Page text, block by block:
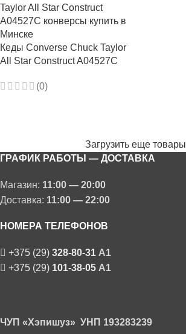
Кеды Converse Chuck Taylor
All Star Construct A04527C
(0)
Загрузить еще товары
ГРАФИК РАБОТЫ — ДОСТАВКА
Магазин: 11:00 — 20:00
Доставка: 11:00 — 22:00
НОМЕРА ТЕЛЕФОНОВ
+375 (29) 328-80-31 A1
+375 (29) 101-38-05 A1
ЧУП «Хэпишуз» УНП 193283239